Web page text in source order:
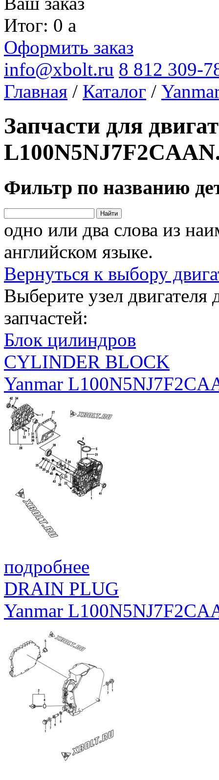
Итог: 0 a
Оформить заказ
info@xbolt.ru 8 812 309-
Главная / Каталог /
Запчасти для
Фильтр по названию
Найти
одно или два слова из
английском языке.
Вернуться к выбору
Выберите узел
запчастей:
Блок цилиндров
CYLINDER BLOCK
Yanmar
подробнее
DRAIN PLUG
Yanmar